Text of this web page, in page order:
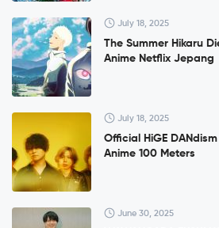
July 18, 2025
The Summer Hikaru
Anime Netflix Jepang
July 18, 2025
Official HiGE
Anime 100 Meters
June 30, 2025